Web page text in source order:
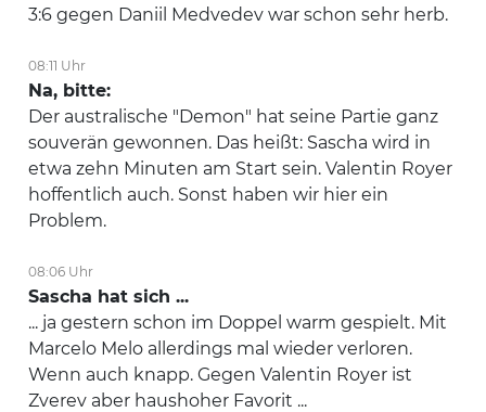
3:6 gegen Daniil Medvedev war schon sehr herb.
08:11 Uhr
Na, bitte:
Der australische "Demon" hat seine Partie ganz
souverän gewonnen. Das heißt: Sascha wird in
etwa zehn Minuten am Start sein. Valentin Royer
hoffentlich auch. Sonst haben wir hier ein
Problem.
08:06 Uhr
Sascha hat sich ...
... ja gestern schon im Doppel warm gespielt. Mit
Marcelo Melo allerdings mal wieder verloren.
Wenn auch knapp. Gegen Valentin Royer ist
Zverev aber haushoher Favorit ...